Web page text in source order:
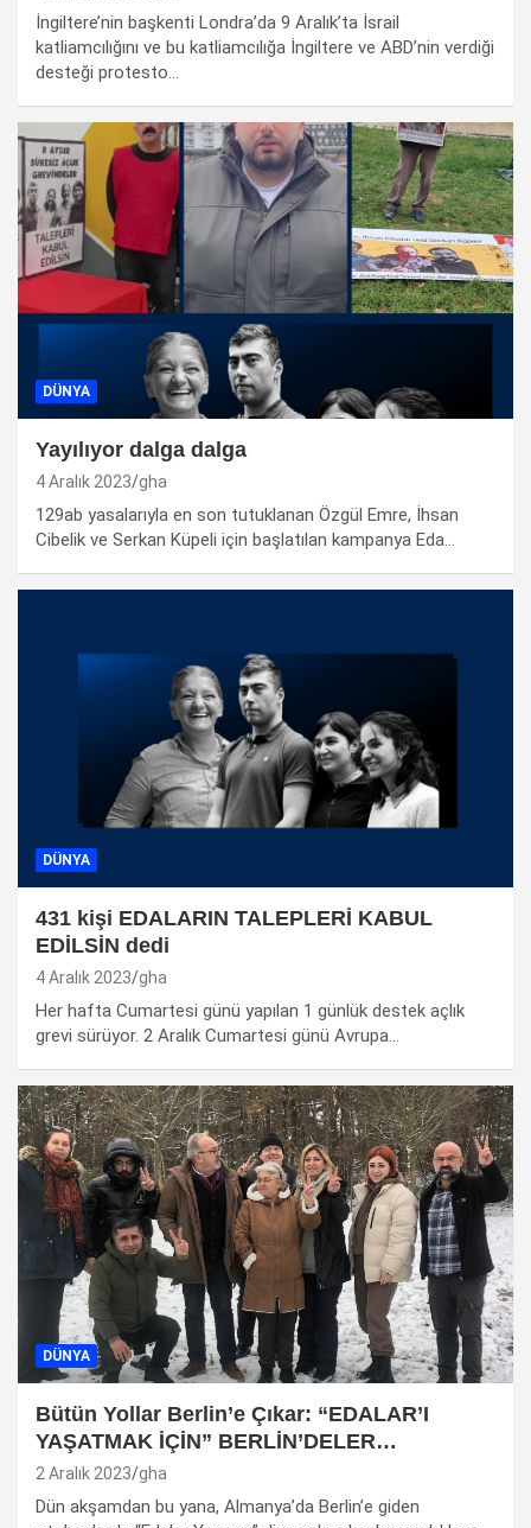
İngiltere’nin başkenti Londra’da 9 Aralık’ta İsrail
katliamcılığını ve bu katliamcılığa İngiltere ve ABD’nin verdiği
desteği protesto…
DÜNYA
Yayılıyor dalga dalga
4 Aralık 2023 gha
129ab yasalarıyla en son tutuklanan Özgül Emre, İhsan
Cibelik ve Serkan Küpeli için başlatılan kampanya Eda…
DÜNYA
431 kişi EDALARIN TALEPLERİ KABUL
EDİLSİN dedi
4 Aralık 2023 gha
Her hafta Cumartesi günü yapılan 1 günlük destek açlık
grevi sürüyor. 2 Aralık Cumartesi günü Avrupa…
DÜNYA
Bütün Yollar Berlin’e Çıkar: “EDALAR’I
YAŞATMAK İÇİN” BERLİN’DELER…
2 Aralık 2023 gha
Dün akşamdan bu yana, Almanya’da Berlin’e giden